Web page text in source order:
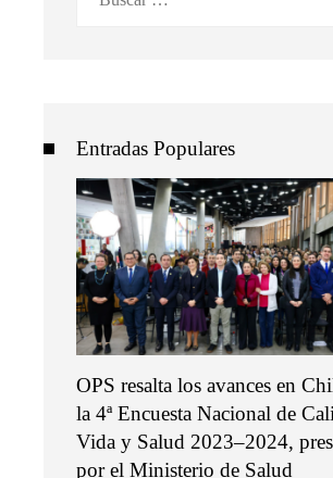
Entradas Populares
OPS resalta los avances en
la 4ª Encuesta Nacional de
Vida y Salud 2023–2024,
por el Ministerio de Salud